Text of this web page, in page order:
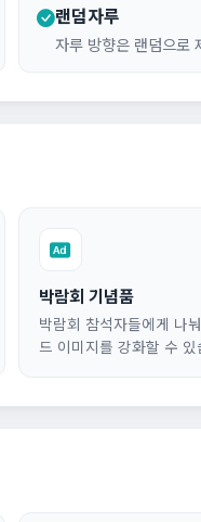
랜덤자루
자루 방향은 랜덤으로
박람회 기념품
박람회 참석자들에게 나
드 이미지를 강화할 수 있